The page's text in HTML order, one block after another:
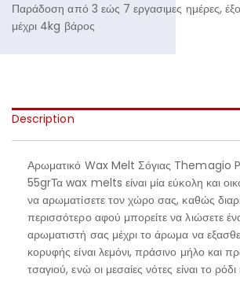
Παράδοση από 3 εώς 7 εργασιμες ημέρες,
μέχρι 4kg βάρος
Description
Αρωματικό Wax Melt Σόγιας
55grΤα wax melts είναι μία εύκολη και
να αρωματίσετε τον χώρο σας, καθώς
περισσότερο αφού μπορείτε να λιώσετε
αρωματιστή σας μέχρι το άρωμα να
κορυφής είναι λεμόνι, πράσινο μήλο και
τσαγιού, ενώ οι μεσαίες νότες είναι το ρόδι